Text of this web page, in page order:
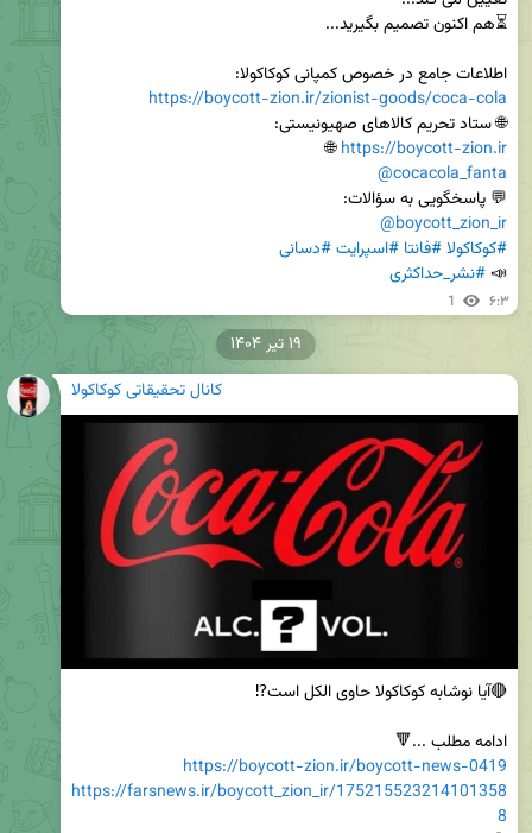
اطلاعات جامع در خصوص کمپانی کوکاکولا:
https://boycott-zion.ir/zionist-goods/coca-cola
🌐 ستاد تحریم کالاهای صهیونیستی:
https://boycott-zion.ir
🌐
@cocacola_fanta
💬 پاسخگویی به سؤالات:
@boycott_zion_ir
#کوکاکولا#فانتا #اسپرایت#دسانی
📣 #نشر_حداکثری
1 ۶:۳
کانال تحقیقاتی کوکاکولا
ادامه مطلب ...🔻
https://boycott-zion.ir/boycott-news-0419
https://farsnews.ir/boycott_zion_ir/175215523214101358
8
۱۹ تیر ۱۴۰۴